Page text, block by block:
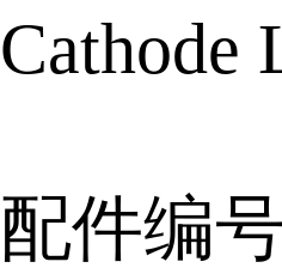
Cathode
配件编